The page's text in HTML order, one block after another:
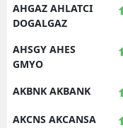
AHGAZ AHLATCI
DOGALGAZ
AHSGY AHES
GMYO
AKBNK AKBANK
AKCNS AKCANSA